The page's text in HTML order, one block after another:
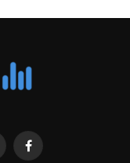
فيسبوك